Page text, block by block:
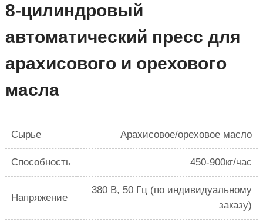
8-цилиндровый
автоматический пресс для
арахисового и орехового
масла
Сырье Арахисовое/ореховое масло
Способность 450-900кг/час
Напряжение
380 В, 50 Гц (по индивидуальному
заказу)